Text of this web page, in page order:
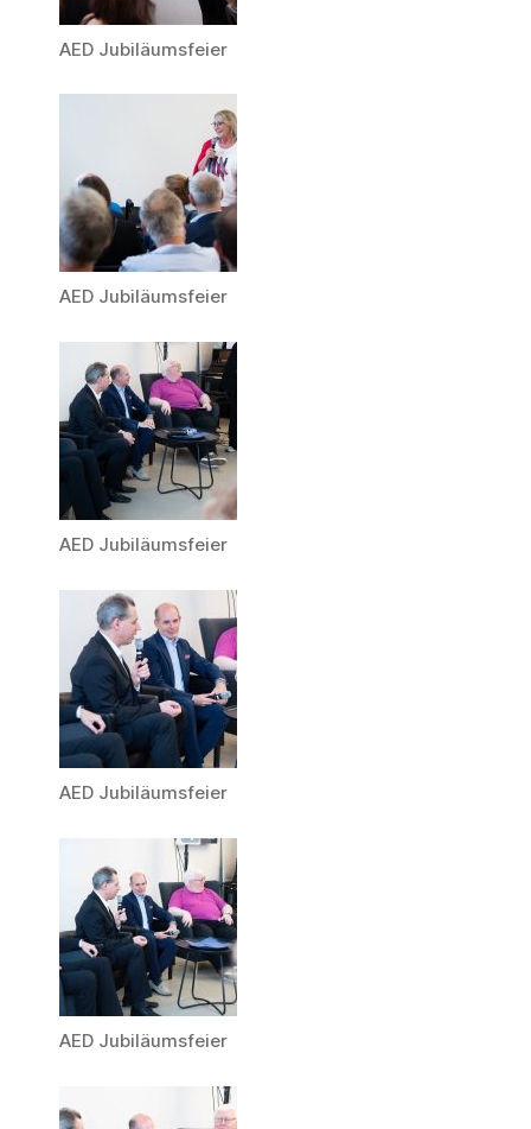
AED Jubiläumsfeier
AED Jubiläumsfeier
AED Jubiläumsfeier
AED Jubiläumsfeier
AED Jubiläumsfeier